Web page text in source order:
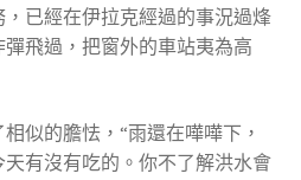
已經在伊拉克經過的事況過烽
飛過，把窗外的車站夷為高
似的膽怯，“雨還在嘩嘩下，
有沒有吃的。你不了解洪水會